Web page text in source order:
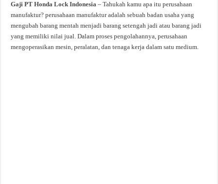
Gaji PT Honda Lock Indonesia – Tahukah kamu apa itu perusahaan
manufaktur? perusahaan manufaktur adalah sebuah badan usaha yang
mengubah barang mentah menjadi barang setengah jadi atau barang jadi
yang memiliki nilai jual. Dalam proses pengolahannya, perusahaan
mengoperasikan mesin, peralatan, dan tenaga kerja dalam satu medium.